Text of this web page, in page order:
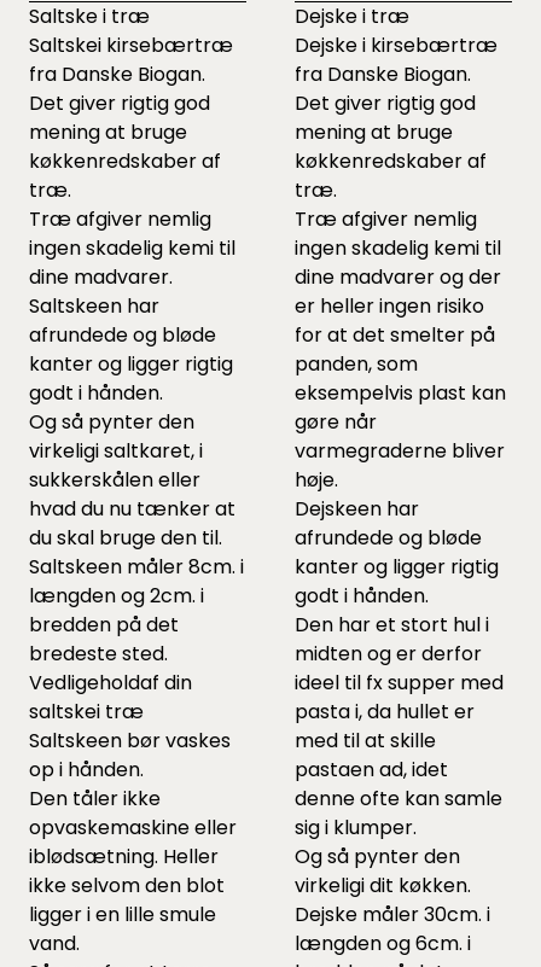
Saltske i træ
Saltskei kirsebærtræ
fra Danske Biogan.
Det giver rigtig god
mening at bruge
køkkenredskaber af
træ.
Træ afgiver nemlig
ingen skadelig kemi til
dine madvarer.
Saltskeen har
afrundede og bløde
kanter og ligger rigtig
godt i hånden.
Og så pynter den
virkeligi saltkaret, i
sukkerskålen eller
hvad du nu tænker at
du skal bruge den til.
Saltskeen måler 8cm. i
længden og 2cm. i
bredden på det
bredeste sted.
Vedligeholdaf din
saltskei træ
Saltskeen bør vaskes
op i hånden.
Den tåler ikke
opvaskemaskine eller
iblødsætning. Heller
ikke selvom den blot
ligger i en lille smule
vand.
Dejske i træ
Dejske i kirsebærtræ
fra Danske Biogan.
Det giver rigtig god
mening at bruge
køkkenredskaber af
træ.
Træ afgiver nemlig
ingen skadelig kemi til
dine madvarer og der
er heller ingen risiko
for at det smelter på
panden, som
eksempelvis plast kan
gøre når
varmegraderne bliver
høje.
Dejskeen har
afrundede og bløde
kanter og ligger rigtig
godt i hånden.
Den har et stort hul i
midten og er derfor
ideel til fx supper med
pasta i, da hullet er
med til at skille
pastaen ad, idet
denne ofte kan samle
sig i klumper.
Og så pynter den
virkeligi dit køkken.
Dejske måler 30cm. i
længden og 6cm. i